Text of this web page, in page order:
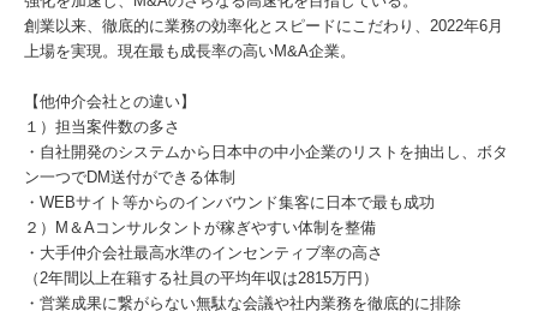
創業以来、徹底的に業務の効率化とスピードにこだわり、2022年6月
上場を実現。現在最も成長率の高いM&A企業。
【他仲介会社との違い】
１）担当案件数の多さ
・自社開発のシステムから日本中の中小企業のリストを抽出し、ボタ
ン一つでDM送付ができる体制
・WEBサイト等からのインバウンド集客に日本で最も成功
２）M＆Aコンサルタントが稼ぎやすい体制を整備
・大手仲介会社最高水準のインセンティブ率の高さ
（2年間以上在籍する社員の平均年収は2815万円）
・営業成果に繋がらない無駄な会議や社内業務を徹底的に排除